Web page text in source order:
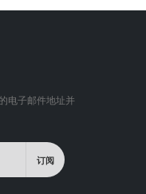
电子邮件地址并